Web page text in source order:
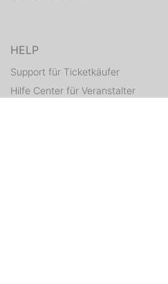
HELP
Support für Ticketkäufer
Hilfe Center für Veranstalter